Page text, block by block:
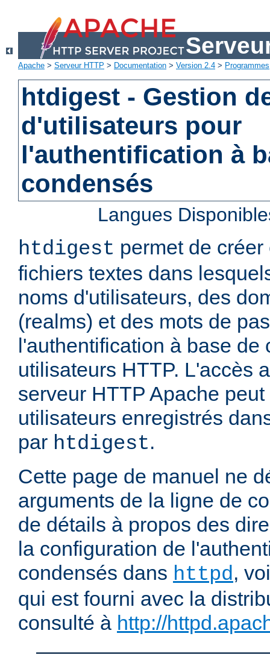
Apache > Serveur HTTP > Documentation > Version 2.4 > Programmes
htdigest - Gestion
d'utilisateurs pour
l'authentification à
condensés
Langues
htdigest permet de
fichiers textes dans
noms d'utilisateurs, des
(realms) et des mots de
l'authentification à base de
utilisateurs HTTP. L'accès
serveur HTTP Apache
utilisateurs enregistrés
par htdigest.
Cette page de manuel ne
arguments de la ligne de
de détails à propos des
la configuration de
condensés dans httpd,
qui est fourni avec la
consulté à http://